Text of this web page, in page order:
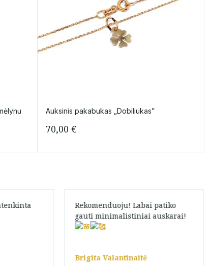
Auksinis pakabukas „Dobiliukas”
70,00 €
Rekomenduoju! Labai patiko
gauti minimalistiniai auskarai!
Brigita Valantinaitė